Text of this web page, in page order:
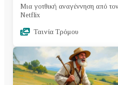
Μια γοτθική αναγέννηση από
Netflix
Ταινία Τρόμου